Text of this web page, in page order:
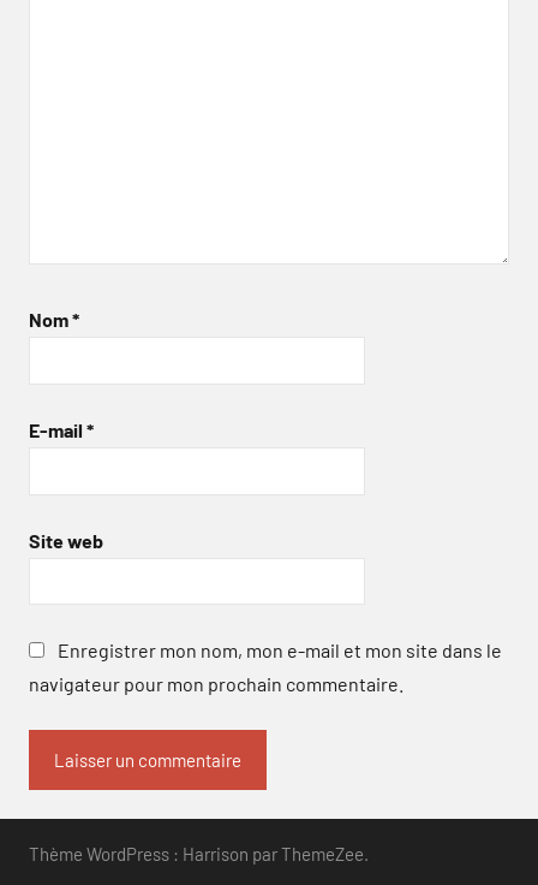
Nom*
E-mail *
Site web
Enregistrer mon nom, mon e-mail et mon site dans le
navigateur pour mon prochain commentaire.
Thème WordPress : Harrison par ThemeZee.